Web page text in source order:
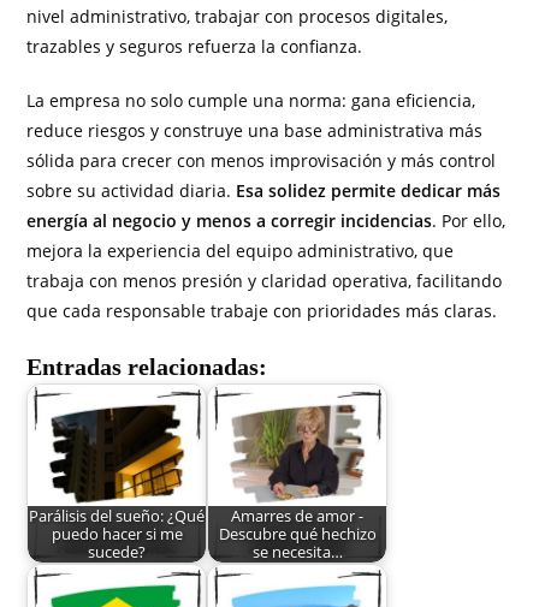
nivel administrativo, trabajar con procesos digitales,
trazables y seguros refuerza la confianza.
La empresa no solo cumple una norma: gana eficiencia,
reduce riesgos y construye una base administrativa más
sólida para crecer con menos improvisación y más control
sobre su actividad diaria. Esa solidez permite dedicar más
energía al negocio y menos a corregir incidencias. Por ello,
mejora la experiencia del equipo administrativo, que
trabaja con menos presión y claridad operativa, facilitando
que cada responsable trabaje con prioridades más claras.
Entradas relacionadas:
Parálisis del sueño: ¿Qué
puedo hacer si me
sucede?
Amarres de amor -
Descubre qué hechizo
se necesita…